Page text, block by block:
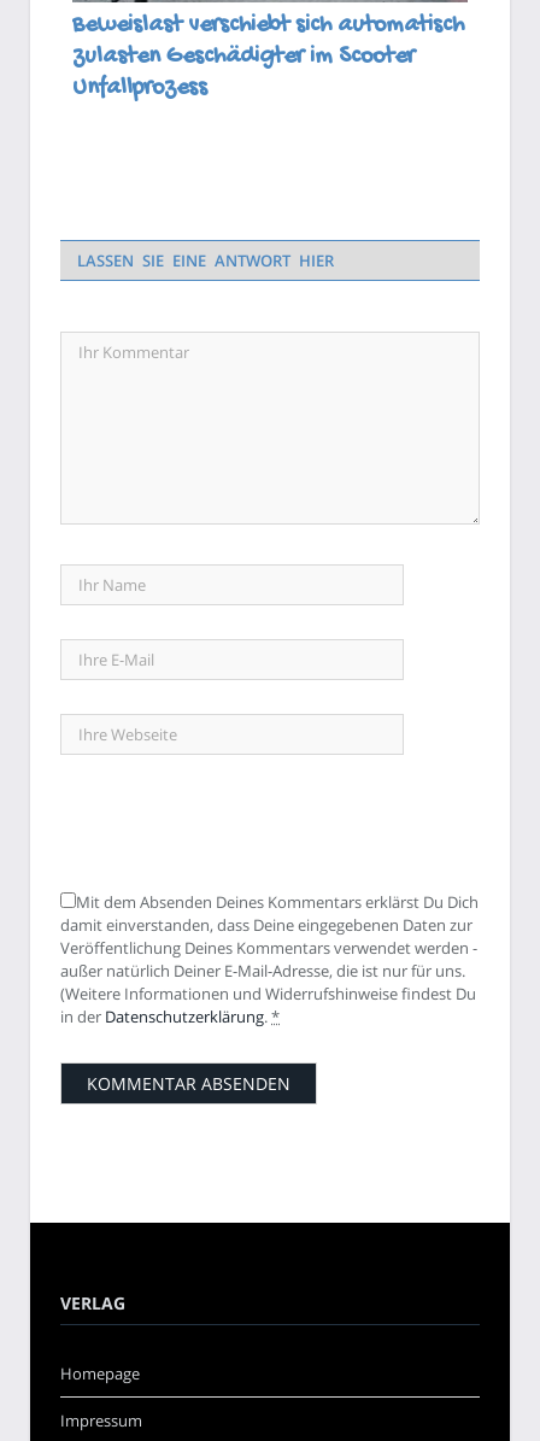
Beweislast verschiebt sich automatisch
zulasten Geschädigter im Scooter
Unfallprozess
LASSEN SIE EINE ANTWORT HIER
Mit dem Absenden Deines Kommentars erklärst Du Dich
damit einverstanden, dass Deine eingegebenen Daten zur
Veröffentlichung Deines Kommentars verwendet werden -
außer natürlich Deiner E-Mail-Adresse, die ist nur für uns.
(Weitere Informationen und Widerrufshinweise findest Du
in der Datenschutzerklärung.*
VERLAG
Homepage
Impressum